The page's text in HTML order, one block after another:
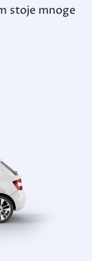
stoje mnoge